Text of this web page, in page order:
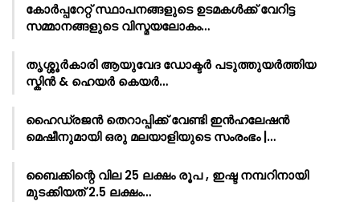
കോർപ്പറേറ്റ് സ്ഥാപനങ്ങളുടെ ഉടമകൾക്ക് വേറിട്ട
സമ്മാനങ്ങളുടെ വിസ്മയലോകം…
തൃശ്ശൂർകാരി ആയുവേദ ഡോക്ടർ പടുത്തുയർത്തിയ
സ്കിൻ & ഹെയർ കെയർ…
ഹൈഡ്രജൻ തെറാപ്പിക്ക് വേണ്ടി ഇൻഹലേഷൻ
മെഷീനുമായി ഒരു മലയാളിയുടെ സംരംഭം |…
ബൈക്കിന്റെ വില 25 ലക്ഷം രൂപ , ഇഷ്ട നമ്പറിനായി
മുടക്കിയത് 2.5 ലക്ഷം…